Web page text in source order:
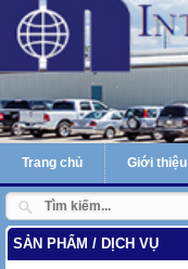
Trang chủ Giới thiệu
SẢN PHẨM / DỊCH VỤ